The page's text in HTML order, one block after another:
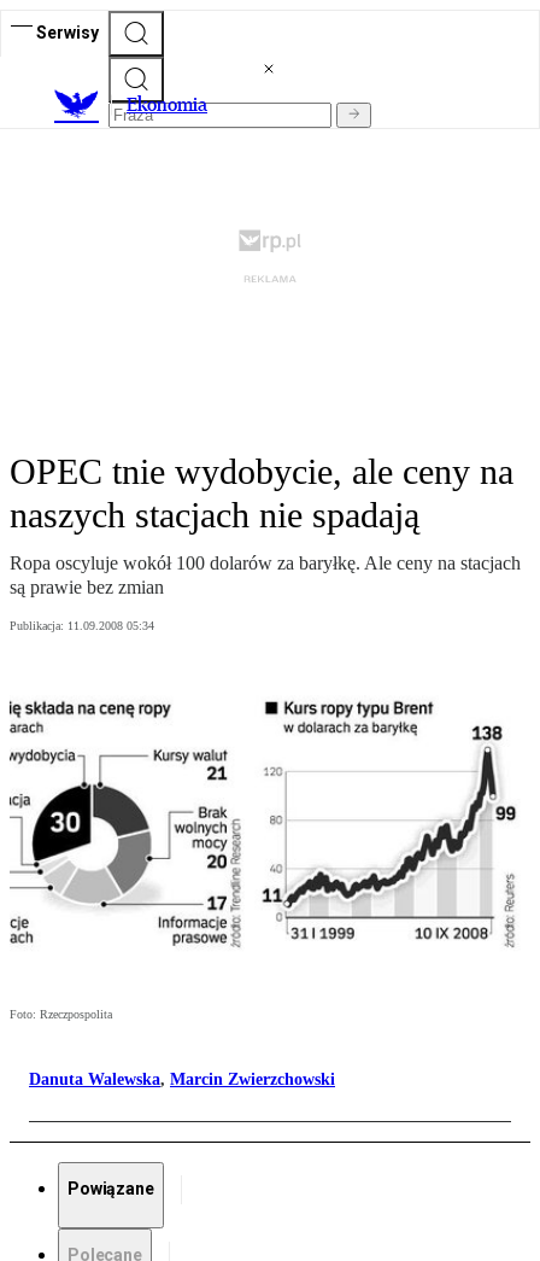
Serwisy
Ekonomia
OPEC tnie wydobycie, ale ceny na
naszych stacjach nie spadają
Ropa oscyluje wokół 100 dolarów za baryłkę. Ale ceny na stacjach
są prawie bez zmian
Publikacja: 11.09.2008 05:34
Foto: Rzeczpospolita
Danuta Walewska, Marcin Zwierzchowski
Powiązane
Polecane